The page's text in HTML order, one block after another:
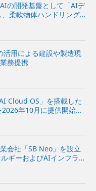
の開発基盤として「AIデ
柔軟物体ハンドリング
ットの動作データ収集
を効率化～ | 企...
活用による建設や製造現
務提携
Cloud OS」を搭載した
年10月に提供開始～
での幅広いAIワークロー
会社「SB Neo」を設立
ギーおよびAIインフラを
ービスを提供～